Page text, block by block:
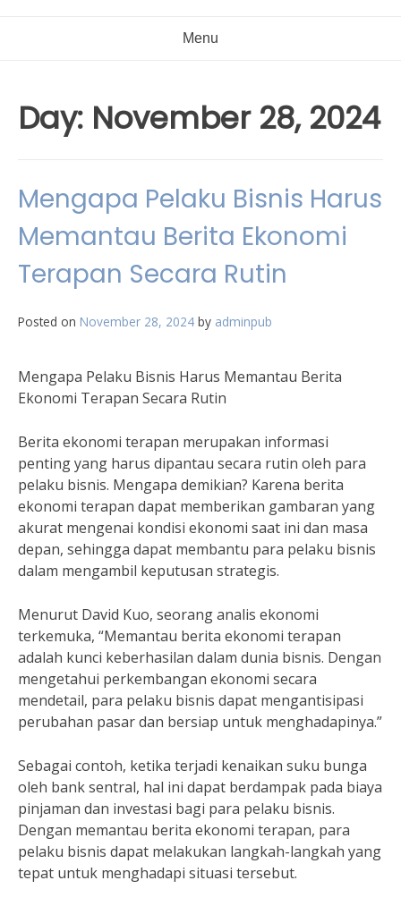
Menu
Day: November 28, 2024
Mengapa Pelaku Bisnis Harus
Memantau Berita Ekonomi
Terapan Secara Rutin
Posted on November 28, 2024 by adminpub
Mengapa Pelaku Bisnis Harus Memantau Berita
Ekonomi Terapan Secara Rutin
Berita ekonomi terapan merupakan informasi
penting yang harus dipantau secara rutin oleh para
pelaku bisnis. Mengapa demikian? Karena berita
ekonomi terapan dapat memberikan gambaran yang
akurat mengenai kondisi ekonomi saat ini dan masa
depan, sehingga dapat membantu para pelaku bisnis
dalam mengambil keputusan strategis.
Menurut David Kuo, seorang analis ekonomi
terkemuka, “Memantau berita ekonomi terapan
adalah kunci keberhasilan dalam dunia bisnis. Dengan
mengetahui perkembangan ekonomi secara
mendetail, para pelaku bisnis dapat mengantisipasi
perubahan pasar dan bersiap untuk menghadapinya.”
Sebagai contoh, ketika terjadi kenaikan suku bunga
oleh bank sentral, hal ini dapat berdampak pada biaya
pinjaman dan investasi bagi para pelaku bisnis.
Dengan memantau berita ekonomi terapan, para
pelaku bisnis dapat melakukan langkah-langkah yang
tepat untuk menghadapi situasi tersebut.